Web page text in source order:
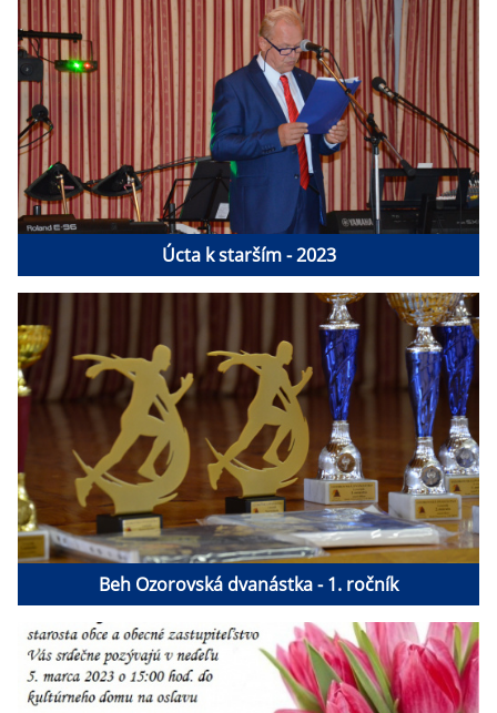
Úcta k starším - 2023
Beh Ozorovská dvanástka - 1. ročník